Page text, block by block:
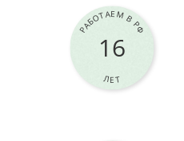
РАБОТАЕМ В РФ
ЛЕТ
16